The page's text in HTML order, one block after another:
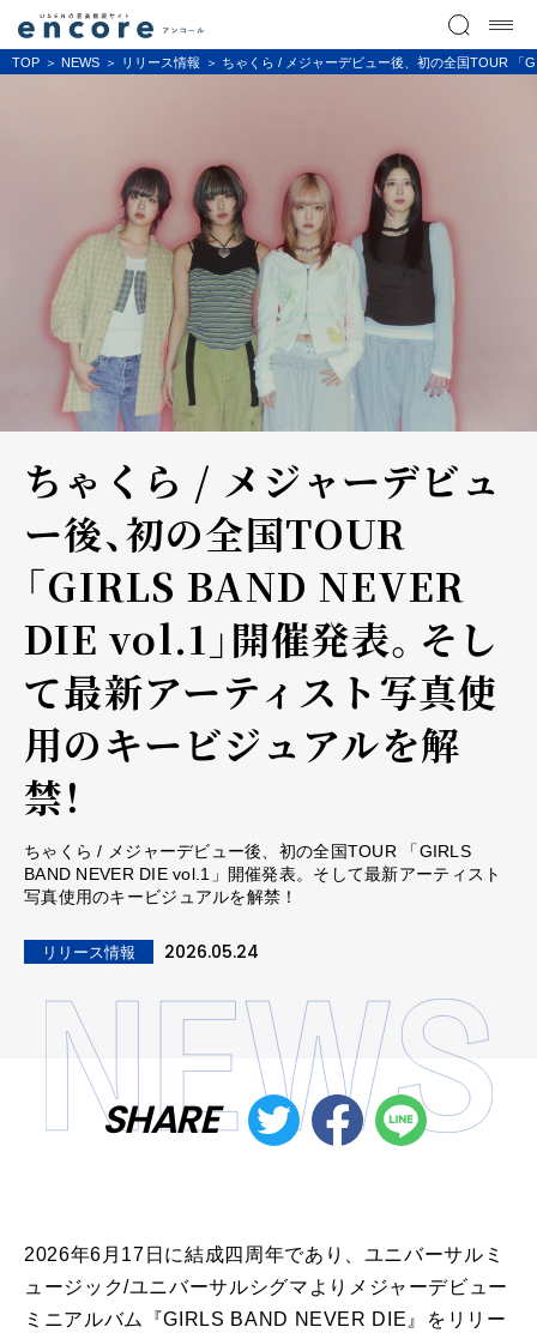
TOP NEWS リリース情報 ちゃくら / メジャーデビュー後、初の全国TOUR 「
ちゃくら / メジャーデビュ
ー後、初の全国TOUR
「GIRLS BAND NEVER
DIE vol.1」開催発表。そし
て最新アーティスト写真使
用のキービジュアルを解
禁！
ちゃくら / メジャーデビュー後、初の全国TOUR 「GIRLS
BAND NEVER DIE vol.1」開催発表。そして最新アーティスト
写真使用のキービジュアルを解禁！
リリース情報 2026.05.24
SHARE
2026年6月17日に結成四周年であり、ユニバーサルミ
ュージック/ユニバーサルシグマよりメジャーデビュー
ミニアルバム『GIRLS BAND NEVER DIE』をリリー